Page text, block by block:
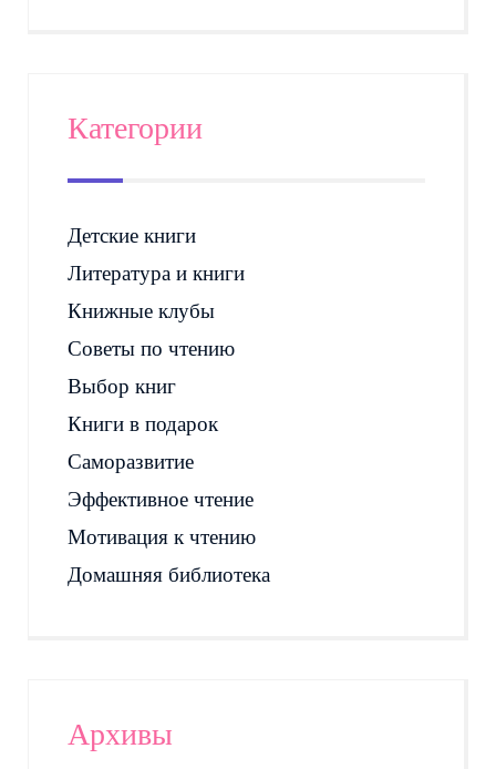
Категории
Детские книги
Литература и книги
Книжные клубы
Советы по чтению
Выбор книг
Книги в подарок
Саморазвитие
Эффективное чтение
Мотивация к чтению
Домашняя библиотека
Архивы